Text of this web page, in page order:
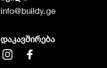
info@buildy.ge
დაკავშირება